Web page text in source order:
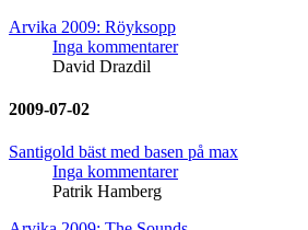
Arvika 2009: Röyksopp
Inga kommentarer
David Drazdil
2009-07-02
Santigold bäst med basen på max
Inga kommentarer
Patrik Hamberg